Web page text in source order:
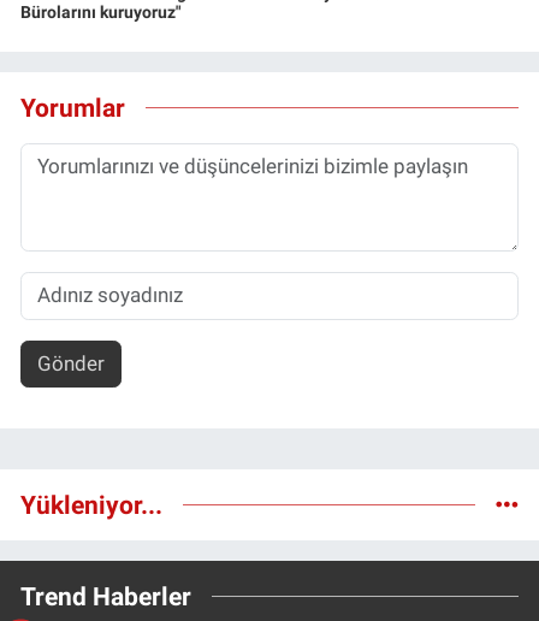
Bürolarını kuruyoruz"
Yorumlar
Gönder
Yükleniyor...
Trend Haberler